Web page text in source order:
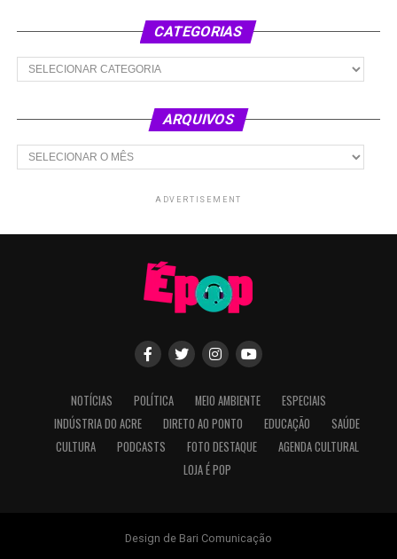
CATEGORIAS
Categorias
ARQUIVOS
Arquivos
ADVERTISEMENT
NOTÍCIAS POLÍTICA MEIO AMBIENTE
ESPECIAIS
INDÚSTRIA DO ACRE
DIRETO AO PONTO EDUCAÇÃO
SAÚDE
CULTURA
PODCASTS FOTO DESTAQUE
AGENDA CULTURAL
LOJA É POP
Design de Bari Comunicação